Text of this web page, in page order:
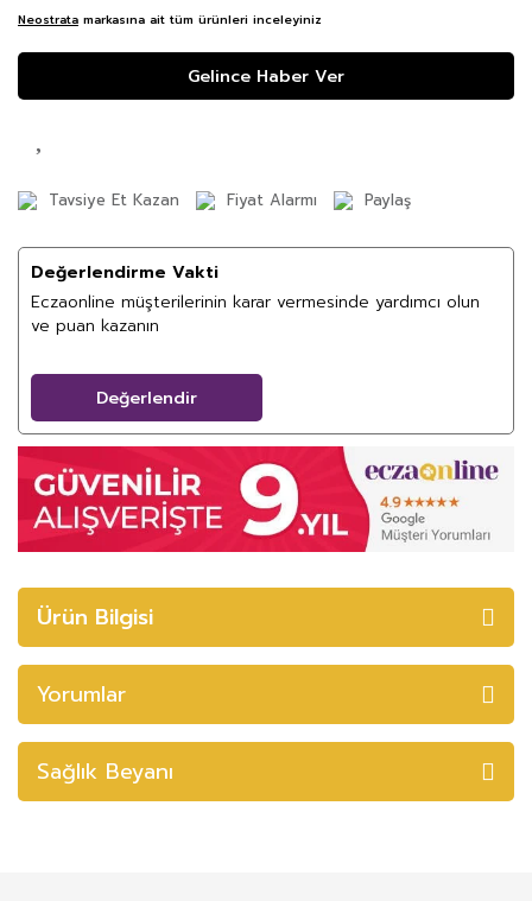
Neostrata markasına ait tüm ürünleri inceleyiniz
Gelince Haber Ver
Tavsiye Et Kazan Fiyat Alarmı Paylaş
Değerlendirme Vakti
Eczaonline müşterilerinin karar vermesinde yardımcı olun
ve puan kazanın
Değerlendir
Ürün Bilgisi
Yorumlar
Sağlık Beyanı